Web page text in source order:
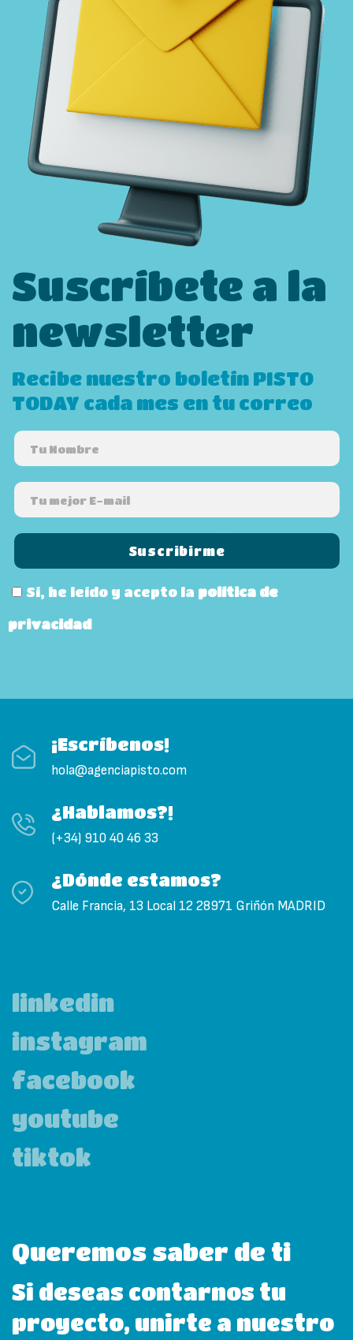
Suscríbete a la
newsletter
Recibe nuestro boletín PISTO
TODAY cada mes en tu correo
Sí, he leído y acepto la política de
privacidad
¡Escríbenos!
hola@agenciapisto.com
¿Hablamos?!
(+34) 910 40 46 33
¿Dónde estamos?
Calle Francia, 13 Local 12 28971 Griñón MADRID
linkedin
instagram
facebook
youtube
tiktok
Queremos saber de ti
Si deseas contarnos tu
proyecto, unirte a nuestro